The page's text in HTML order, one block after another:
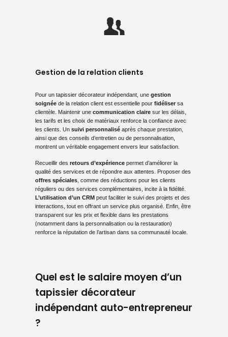
Gestion de la relation clients
Pour un tapissier décorateur indépendant, une gestion
soignéede la relation client est essentielle pour fidélisersa
clientèle. Maintenir une communication clairesur les délais,
les tarifs et les choix de matériaux renforce la confiance avec
les clients. Un suivi personnaliséaprès chaque prestation,
ainsi que des conseils d’entretien ou de personnalisation,
montrent un véritable engagement envers leur satisfaction.
Recueillir des retours d’expériencepermet d’améliorer la
qualité des services et de répondre aux attentes. Proposer des
offres spéciales, comme des réductions pour les clients
réguliers ou des services complémentaires, incite à la fidélité.
L’utilisation d’un CRM peut faciliter le suivi des projets et des
interactions, tout en offrant un service plus organisé. Enfin, être
transparent sur les prix et flexible dans les prestations
(notamment dans la personnalisation ou la restauration)
renforce la réputation de l’artisan dans sa communauté locale.
Quel est le salaire moyen d’un
tapissier décorateur
indépendant auto-entrepreneur
?